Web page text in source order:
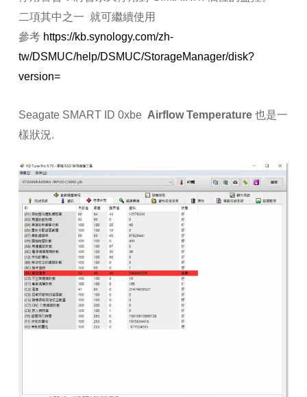
二項其中之一 就可繼續使用
參考 https://kb.synology.com/zh-
tw/DSMUC/help/DSMUC/StorageManager/disk?
version=
Seagate SMART ID 0xbe Airflow Temperature也是一
樣狀況.